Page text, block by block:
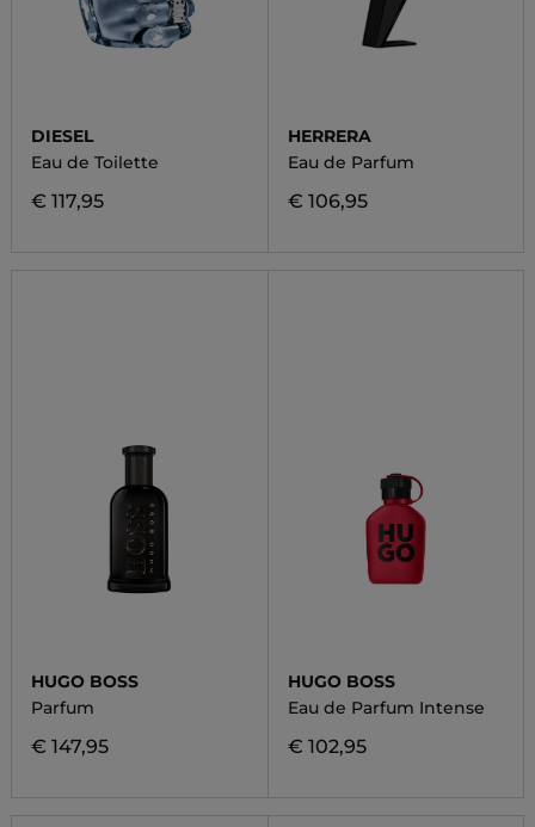
DIESEL
Eau de Toilette
€ 117,95
HERRERA
Eau de Parfum
€ 106,95
HUGO BOSS
Parfum
€ 147,95
HUGO BOSS
Eau de Parfum Intense
€ 102,95